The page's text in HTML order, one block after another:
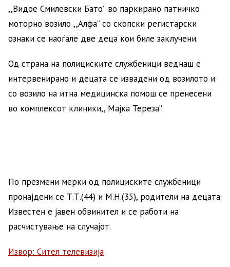
,,Видое Смилевски Бато’’ во паркирано патничко
моторно возило ,,Алфа’’ со скопски регистарски
ознаки се наоѓале две деца кои биле заклучени.
Од страна на полициските службеници веднаш е
интервенирано и децата се извадени од возилото и
со возило на итна медицинска помош се пренесени
во комплексот клиники,, Мајка Тереза’’.
По презмени мерки од полициските службеници
пронајдени се Т.Т.(44) и М.Н.(35), родители на децата.
Известен е јавен обвинител и се работи на
расчистување на случајот.
Извор: Сител телевизија